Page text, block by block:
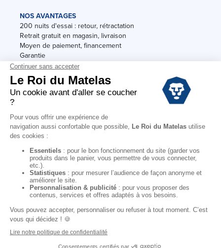
NOS AVANTAGES
200 nuits d'essai : retour, rétractation
Retrait gratuit en magasin, livraison
Moyen de paiement, financement
Garantie
Conditions des offres
Black Friday
Soldes
Conditions Générales de vente magasin
Conditions Générales de vente internet
Mentions Légales
Données personnelles
Codes promo Le Roi du Matelas
Copyright © 2022. All rights reserved.